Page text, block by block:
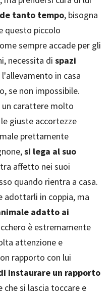
tanto tempo, bisogna
questo piccolo
sempre accade per gli
necessita di spazi
in casa
se non impossibile.
un carattere molto
giuste accortezze
prettamente
si lega al suo
affetto nei suoi
quando rientra a casa.
adottarli in coppia, ma
adatto ai
è estremamente
attenzione e
rapporto con lui
instaurare un rapporto
che si lascia toccare e